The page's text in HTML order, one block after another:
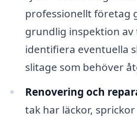
professionellt företag
grundlig inspektion
identifiera eventuella
slitage som behöver
Renovering och
tak har läckor,